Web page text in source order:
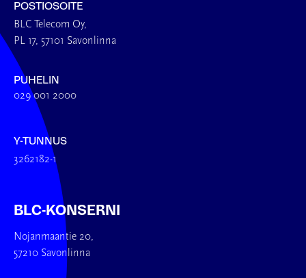
POSTIOSOITE
BLC Telecom Oy,
PL 17, 57101 Savonlinna
PUHELIN
029 001 2000
Y-TUNNUS
3262182-1
BLC-KONSERNI
Nojanmaantie 20,
57210 Savonlinna